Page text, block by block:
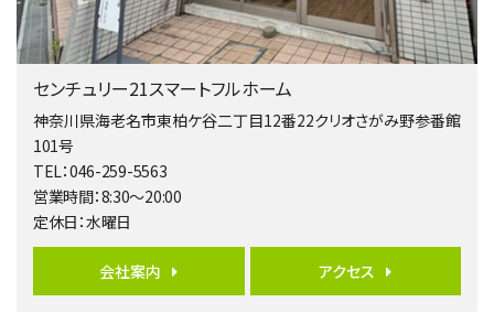
第5位
3,680万円
バ19分・ 歩8分
開放感があり日当たり良好な南西・北西角地区画。 …
第6位
4ＬＤＫ
さがみ野駅
センチュリー21スマートフルホーム
神奈川県海老名市東柏ケ谷二丁目12番22クリオさがみ野参番館
101号
TEL：046-259-5563
営業時間：8:30～20:00
定休日：水曜日
会社案内 アクセス